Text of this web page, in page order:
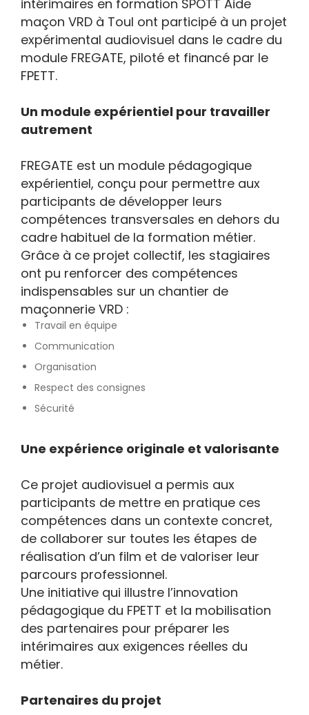
intérimaires en formation SPOTT Aide
maçon VRD à Toul ont participé à un projet
expérimental audiovisuel dans le cadre du
module FREGATE, piloté et financé par le
FPETT.
Un module expérientiel pour travailler
autrement
FREGATE est un module pédagogique
expérientiel, conçu pour permettre aux
participants de développer leurs
compétences transversales en dehors du
cadre habituel de la formation métier.
Grâce à ce projet collectif, les stagiaires
ont pu renforcer des compétences
indispensables sur un chantier de
maçonnerie VRD :
Travail en équipe
Communication
Organisation
Respect des consignes
Sécurité
Une expérience originale et valorisante
Ce projet audiovisuel a permis aux
participants de mettre en pratique ces
compétences dans un contexte concret,
de collaborer sur toutes les étapes de
réalisation d’un film et de valoriser leur
parcours professionnel.
Une initiative qui illustre l’innovation
pédagogique du FPETT et la mobilisation
des partenaires pour préparer les
intérimaires aux exigences réelles du
métier.
Partenaires du projet